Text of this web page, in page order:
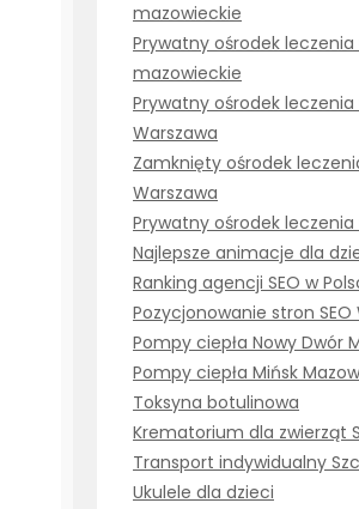
mazowieckie
Prywatny ośrodek leczenia
mazowieckie
Prywatny ośrodek leczenia
Warszawa
Zamknięty ośrodek
Warszawa
Prywatny ośrodek leczenia
Najlepsze animacje dla
Ranking agencji SEO w
Pozycjonowanie stron SEO
Pompy ciepła Nowy Dwór
Pompy ciepła Mińsk
Toksyna botulinowa
Krematorium dla zwierząt
Transport indywidualny
Ukulele dla dzieci